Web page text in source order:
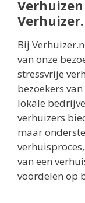
Bij
van onze
stressvrije
bezoekers
lokale
verhuizers
maar
van een
voordelen op